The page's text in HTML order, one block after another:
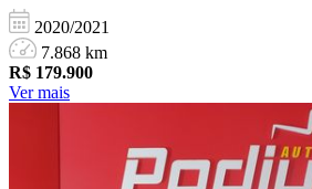
2020/2021
7.868 km
R$ 179.900
Ver mais